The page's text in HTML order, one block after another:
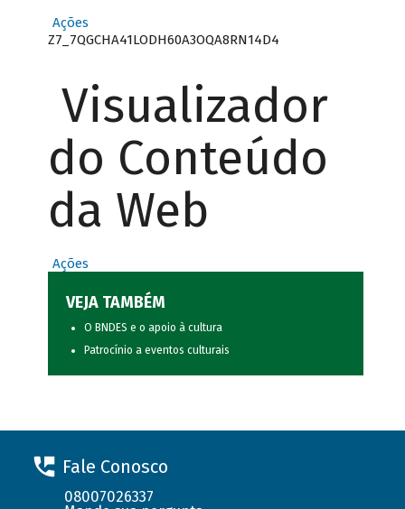
Ações
Z7_7QGCHA41LODH60A3OQA8RN14D4
Visualizador
do Conteúdo
da Web
Ações
VEJA TAMBÉM
O BNDES e o apoio à cultura
Patrocínio a eventos culturais
Fale Conosco
08007026337